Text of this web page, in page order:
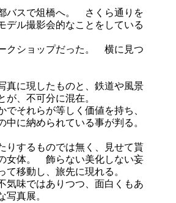
バスで俎橋へ。 さくら通りを
デル撮影会的なことをしている
クショップだった。 横に見つ
真に現したものと、鉄道や風景
が、不可分に混在。
でそれらが等しく価値を持ち、
中に納められている事が判る。
りするものでは無く、見せて貰
女体。 飾らない美化しない妄
て移動し、旅先に現れる。
気味ではありつつ、面白くもあ
真展。